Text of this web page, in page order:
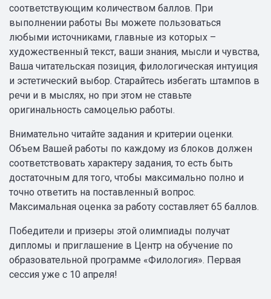
соответствующим количеством баллов. При
выполнении работы Вы можете пользоваться
любыми источниками, главные из которых –
художественный текст, ваши знания, мысли и чувства,
Ваша читательская позиция, филологическая интуиция
и эстетический выбор. Старайтесь избегать штампов в
речи и в мыслях, но при этом не ставьте
оригинальность самоцелью работы.
Внимательно читайте задания и критерии оценки.
Объем Вашей работы по каждому из блоков должен
соответствовать характеру задания, то есть быть
достаточным для того, чтобы максимально полно и
точно ответить на поставленный вопрос.
Максимальная оценка за работу составляет 65 баллов.
Победители и призеры этой олимпиады получат
дипломы и приглашение в Центр на обучение по
образовательной программе «Филология». Первая
сессия уже с 10 апреля!